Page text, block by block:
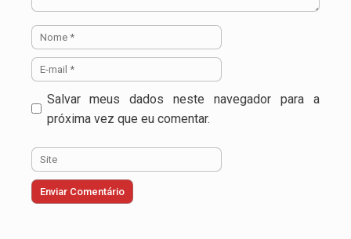
Nome
E-
mail
Salvar meus dados neste navegador para a
próxima vez que eu comentar.
Site